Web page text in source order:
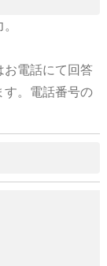
電話にて回答
す。電話番号の